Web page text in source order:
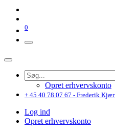
0
Opret erhvervskonto
+ 45 40 78 07 67 - Frederik Kjær
Log ind
Opret erhvervskonto